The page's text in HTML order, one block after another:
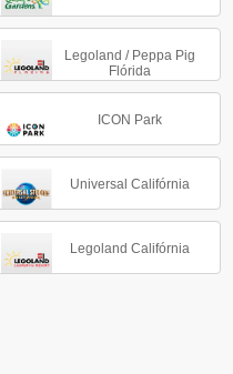
Legoland / Peppa Pig
Flórida
ICON Park
Universal Califórnia
Legoland Califórnia